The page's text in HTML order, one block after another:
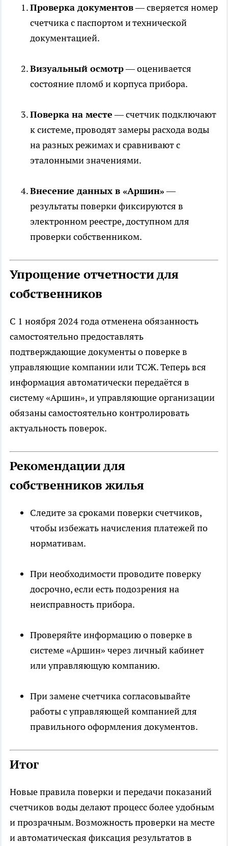
Проверка документов— сверяется номер
счетчика с паспортом и технической
документацией.
Визуальный осмотр— оценивается
состояние пломб и корпуса прибора.
Поверка на месте— счетчик подключают
к системе, проводят замеры расхода воды
на разных режимах и сравнивают с
эталонными значениями.
Внесение данных в «Аршин»—
результаты поверки фиксируются в
электронном реестре, доступном для
проверки собственником.
Упрощение отчетности для
собственников
С 1 ноября 2024 года отменена обязанность
самостоятельно предоставлять
подтверждающие документы о поверке в
управляющие компании или ТСЖ. Теперь вся
информация автоматически передаётся в
систему «Аршин», и управляющие организации
обязаны самостоятельно контролировать
актуальность поверок.
Рекомендации для
собственников жилья
Следите за сроками поверки счетчиков,
чтобы избежать начисления платежей по
нормативам.
При необходимости проводите поверку
досрочно, если есть подозрения на
неисправность прибора.
Проверяйте информацию о поверке в
системе «Аршин» через личный кабинет
или управляющую компанию.
При замене счетчика согласовывайте
работы с управляющей компанией для
правильного оформления документов.
Итог
Новые правила поверки и передачи показаний
счетчиков воды делают процесс более удобным
и прозрачным. Возможность проверки на месте
и автоматическая фиксация результатов в